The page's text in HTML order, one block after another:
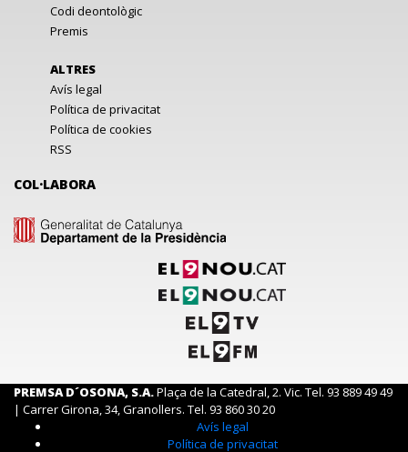
Codi deontològic
Premis
ALTRES
Avís legal
Política de privacitat
Política de cookies
RSS
COL·LABORA
PREMSA D´OSONA, S.A.Plaça de la Catedral, 2. Vic. Tel. 93 889 49 49
| Carrer Girona, 34, Granollers. Tel. 93 860 30 20
Avís legal
Política de privacitat